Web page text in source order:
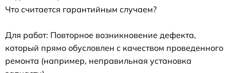
Что считается гарантийным случаем?
Для работ: Повторное возникновение дефекта,
который прямо обусловлен с качеством проведенного
ремонта (например, неправильная установка